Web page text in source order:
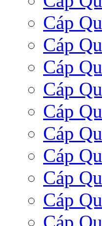
Cáp
Cáp
Cáp
Cáp
Cáp
Cáp
Cáp
Cáp
Cáp